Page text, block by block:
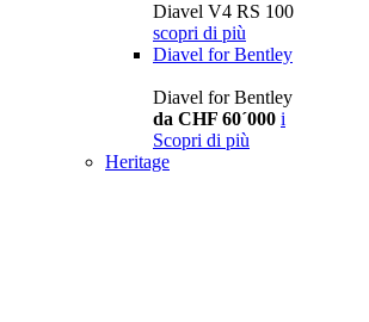
Diavel V4 RS 100
scopri di più
Diavel for Bentley
Diavel for Bentley
da CHF 60´000 i
Scopri di più
Heritage